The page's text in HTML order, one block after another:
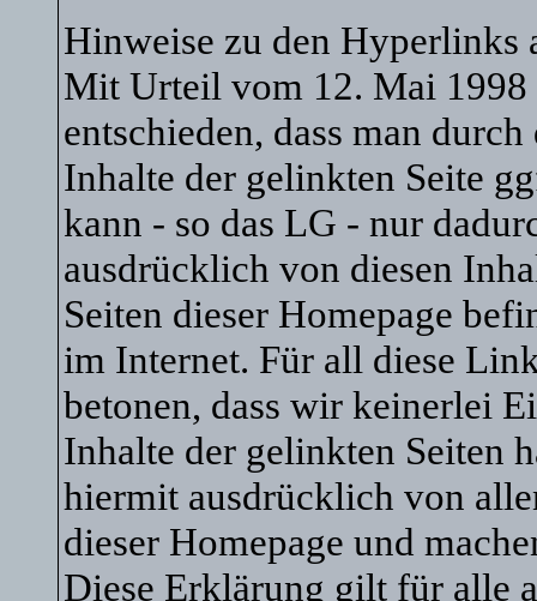
Hinweise zu den Hyperlinks
Mit Urteil vom 12. Mai 1998
entschieden, dass man
Inhalte der gelinkten Seite
kann - so das LG - nur
ausdrücklich von diesen
Seiten dieser Homepage
im Internet. Für all diese
betonen, dass wir keinerlei
Inhalte der gelinkten Seiten
hiermit ausdrücklich von
dieser Homepage und
Diese Erklärung gilt für alle